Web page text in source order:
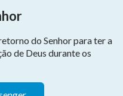
do Senhor para ter a
de Deus durante os